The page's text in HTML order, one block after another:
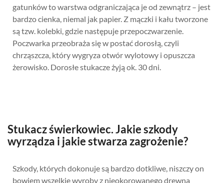
gatunków to warstwa odgraniczająca je od zewnątrz – jest
bardzo cienka, niemal jak papier. Z mączki i kału tworzone
są tzw. kolebki, gdzie następuje przepoczwarzenie.
Poczwarka przeobraża się w postać dorosłą, czyli
chrząszcza, który wygryza otwór wylotowy i opuszcza
żerowisko. Dorosłe stukacze żyją ok. 30 dni.
Stukacz świerkowiec. Jakie szkody
wyrządza i jakie stwarza zagrożenie?
Szkody, których dokonuje są bardzo dotkliwe, niszczy on
bowiem wszelkie wyroby z nieokorowanego drewna